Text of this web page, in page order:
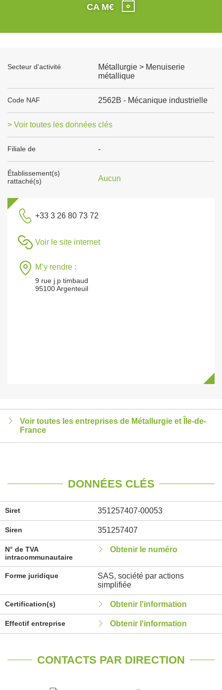
CA M€
Secteur d'activité
Métallurgie > Menuiserie
métallique
Code NAF 2562B - Mécanique industrielle
> Voir toutes les données clés
Filiale de -
Établissement(s)
rattaché(s)
Aucun
+33 3 26 80 73 72
Voir le site internet
M’y rendre :
9 rue j p timbaud
95100 Argenteuil
Voir toutes les entreprises de Métallurgie et Île-de-
France
DONNÉES CLÉS
Siret 351257407-00053
Siren 351257407
N° de TVA
intracommunautaire
Obtenir le numéro
Forme juridique
SAS, société par actions
simplifiée
Certification(s) Obtenir l'information
Effectif entreprise Obtenir l'information
CONTACTS PAR DIRECTION